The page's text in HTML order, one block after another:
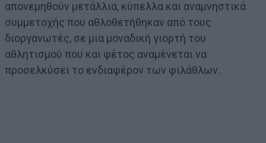
απονεμηθούν μετάλλια, κύπελλα και αναμνηστικά
συμμετοχής που αθλοθετήθηκαν από τους
διοργανωτές, σε μια μοναδική γιορτή του
αθλητισμού που και φέτος αναμένεται να
προσελκύσει το ενδιαφέρον των φιλάθλων.